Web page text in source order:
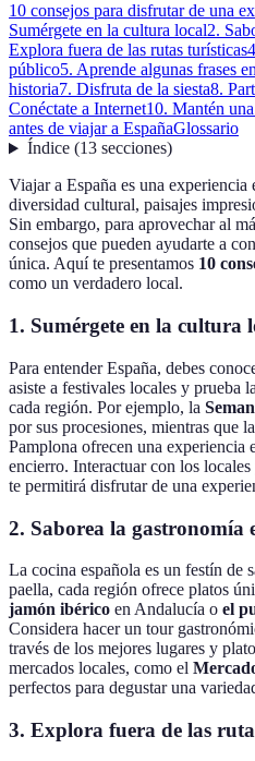
10 consejos para disfrutar de una
Sumérgete en la cultura local2.
Explora fuera de las rutas turísticas
público5. Aprende algunas frases
historia7. Disfruta de la siesta8.
Conéctate a Internet10. Mantén
antes de viajar a EspañaGlossario
Índice(13 secciones)
Viajar a España es una experiencia
diversidad cultural, paisajes
Sin embargo, para aprovechar al
consejos que pueden ayudarte a
única. Aquí te presentamos 10
como un verdadero local.
1. Sumérgete en la cultura
Para entender España, debes
asiste a festivales locales y prueba
cada región. Por ejemplo, la
por sus procesiones, mientras que
Pamplona ofrecen una experiencia
encierro. Interactuar con los
te permitirá disfrutar de una
2. Saborea la gastronomía
La cocina española es un festín de
paella, cada región ofrece platos
jamón ibérico en Andalucía o el
Considera hacer un tour
través de los mejores lugares y
mercados locales, como el
perfectos para degustar una
3. Explora fuera de las